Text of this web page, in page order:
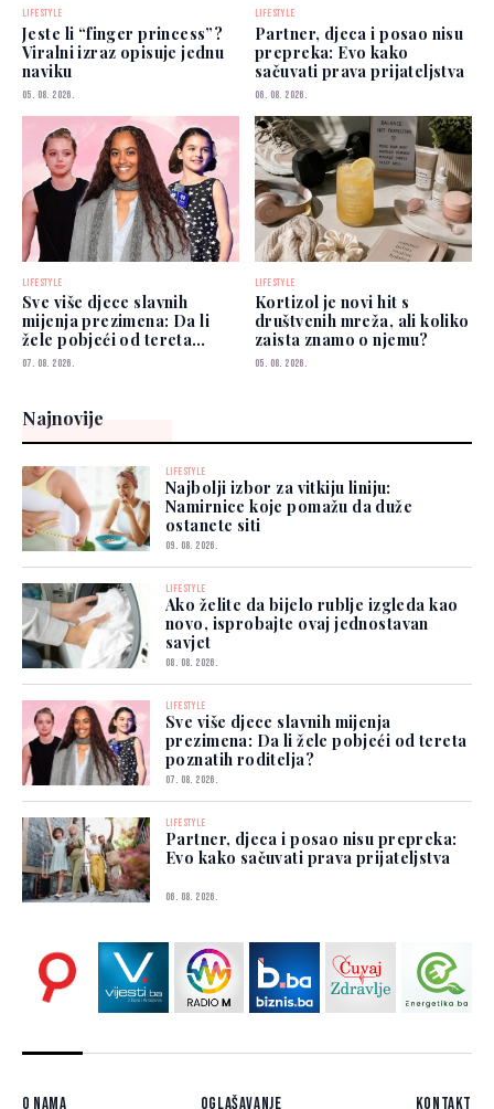
LIFESTYLE
Jeste li “finger princess”?
Viralni izraz opisuje jednu
naviku
05. 08. 2026.
LIFESTYLE
Partner, djeca i posao nisu
prepreka: Evo kako
sačuvati prava prijateljstva
06. 08. 2026.
LIFESTYLE
Sve više djece slavnih
mijenja prezimena: Da li
žele pobjeći od tereta
poznatih roditelja?
07. 08. 2026.
LIFESTYLE
Kortizol je novi hit s
društvenih mreža, ali koliko
zaista znamo o njemu?
05. 08. 2026.
Najnovije
LIFESTYLE
Najbolji izbor za vitkiju liniju:
Namirnice koje pomažu da duže
ostanete siti
09. 08. 2026.
LIFESTYLE
Ako želite da bijelo rublje izgleda kao
novo, isprobajte ovaj jednostavan
savjet
08. 08. 2026.
LIFESTYLE
Sve više djece slavnih mijenja
prezimena: Da li žele pobjeći od tereta
poznatih roditelja?
07. 08. 2026.
LIFESTYLE
Partner, djeca i posao nisu prepreka:
Evo kako sačuvati prava prijateljstva
06. 08. 2026.
O nama Oglašavanje Kontakt